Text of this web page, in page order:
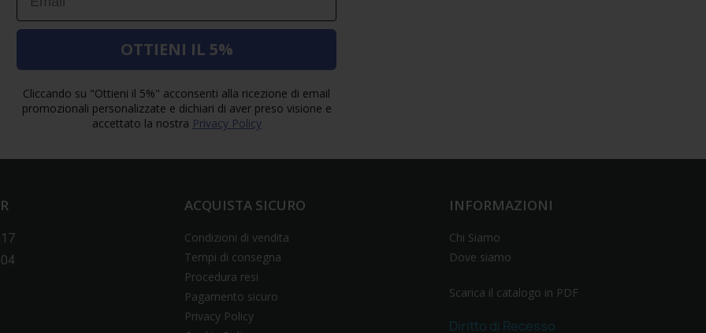
OTTIENI IL 5%
Cliccando su "Ottieni il 5%" acconsenti alla ricezione di email
promozionali personalizzate e dichiari di aver preso visione e
accettato la nostra Privacy Policy
ACQUISTA SICURO
Condizioni di vendita
Tempi di consegna
Procedura resi
Pagamento sicuro
Privacy Policy
INFORMAZIONI
Chi Siamo
Dove siamo
Scarica il catalogo in PDF
Diritto di Recesso